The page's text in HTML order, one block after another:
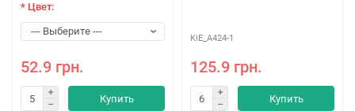
* Цвет:
52.9 грн.
Купить
KiE_A424-1
125.9 грн.
Купить